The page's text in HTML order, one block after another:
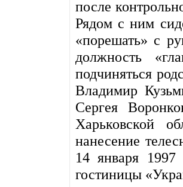
после
Рядом с ним
«порешать» с
должность
подчиняться
Владимир
Сергея
Харьковской
нанесение
14 января
гостиницы